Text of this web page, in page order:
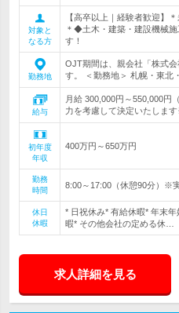
対象と
なる方
【高卒以上｜経験者歓迎】
＊◆土木・建築・建設機械
す！
勤務地
OJT期間は、親会社「株式
す。 ＜勤務地＞ 札幌・東北
給与
月給 300,000円～550,000
力を考慮して決定いたしま
初年度
年収
400万円～650万円
勤務
時間
8:00～17:00（休憩90分）※
休日
休暇
* 日祝休み* 有給休暇* 年末
暇* その他会社の定める休…
求人詳細を見る